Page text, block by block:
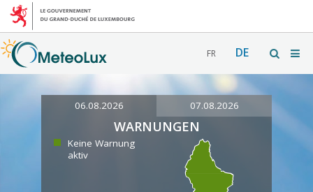
FR DE
06.08.2026 07.08.2026
WARNUNGEN
Keine Warnung
aktiv